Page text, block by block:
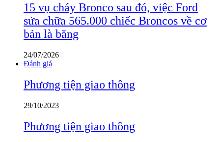
15 vụ cháy Bronco sau đó, việc Ford
sửa chữa 565.000 chiếc Broncos về cơ
bản là băng
24/07/2026
Đánh giá
Phương tiện giao thông
29/10/2023
Phương tiện giao thông